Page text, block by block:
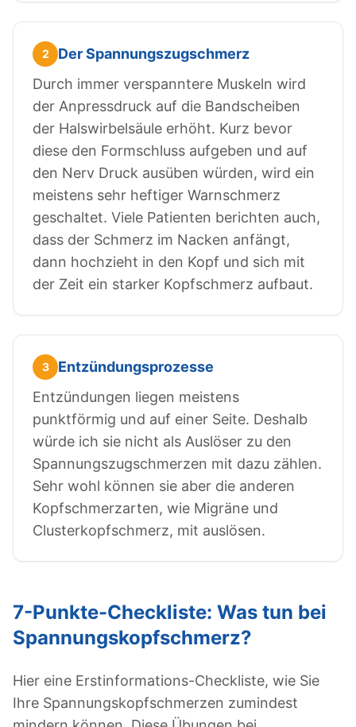
2
Der Spannungszugschmerz
Durch immer verspanntere Muskeln wird
der Anpressdruck auf die Bandscheiben
der Halswirbelsäule erhöht. Kurz bevor
diese den Formschluss aufgeben und auf
den Nerv Druck ausüben würden, wird ein
meistens sehr heftiger Warnschmerz
geschaltet. Viele Patienten berichten auch,
dass der Schmerz im Nacken anfängt,
dann hochzieht in den Kopf und sich mit
der Zeit ein starker Kopfschmerz aufbaut.
3
Entzündungsprozesse
Entzündungen liegen meistens
punktförmig und auf einer Seite. Deshalb
würde ich sie nicht als Auslöser zu den
Spannungszugschmerzen mit dazu zählen.
Sehr wohl können sie aber die anderen
Kopfschmerzarten, wie Migräne und
Clusterkopfschmerz, mit auslösen.
7-Punkte-Checkliste: Was tun bei
Spannungskopfschmerz?
Hier eine Erstinformations-Checkliste, wie Sie
Ihre Spannungskopfschmerzen zumindest